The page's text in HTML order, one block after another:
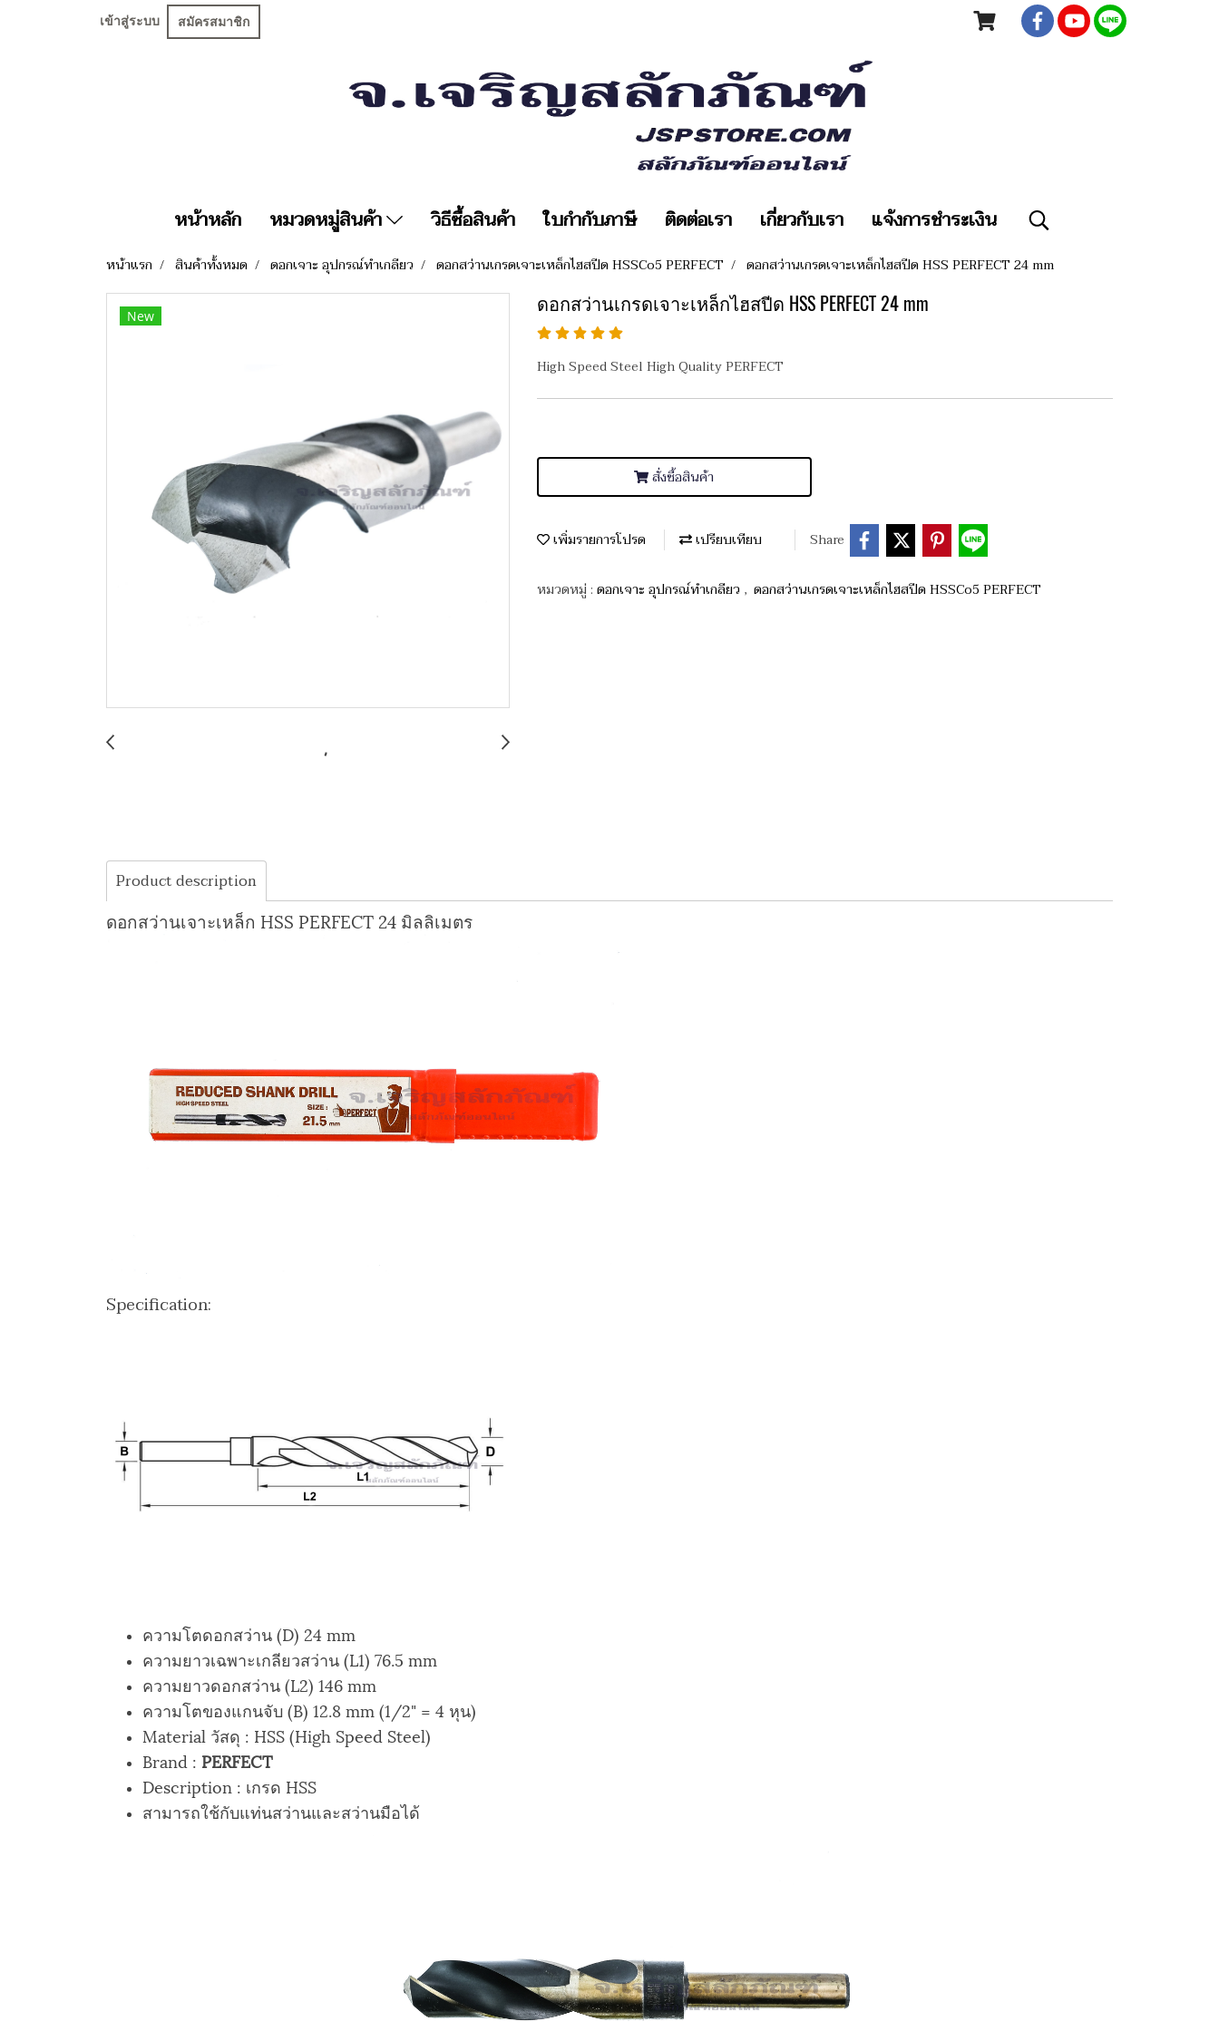
เข้าสู่ระบบ สมัครสมาชิก
หน้าหลัก หมวดหมู่สินค้า วิธีซื้อสินค้า ใบกำกับภาษี ติดต่อเรา เกี่ยวกับเรา แจ้งการชำระเงิน
หน้าแรก สินค้าทั้งหมด ดอกเจาะ อุปกรณ์ทำเกลียว ดอกสว่านเกรดเจาะเหล็กไฮสปีด HSSCo5 PERFECT ดอกสว่านเกรดเจาะเหล็กไฮสปีด HSS PERFECT 24 mm
New
ดอกสว่านเกรดเจาะเหล็กไฮสปีด HSS PERFECT 24 mm
High Speed Steel High Quality PERFECT
สั่งซื้อสินค้า
เพิ่มรายการโปรด เปรียบเทียบ Share
หมวดหมู่ : ดอกเจาะ อุปกรณ์ทำเกลียว , ดอกสว่านเกรดเจาะเหล็กไฮสปีด HSSCo5 PERFECT
Product description
ดอกสว่านเจาะเหล็ก HSS PERFECT 24 มิลลิเมตร
Specification:
ความโตดอกสว่าน (D) 24 mm
ความยาวเฉพาะเกลียวสว่าน (L1) 76.5 mm
ความยาวดอกสว่าน (L2) 146 mm
ความโตของแกนจับ (B) 12.8 mm (1/2" = 4 หุน)
Material วัสดุ : HSS (High Speed Steel)
Brand : PERFECT
Description : เกรด HSS
สามารถใช้กับแท่นสว่านและสว่านมือได้